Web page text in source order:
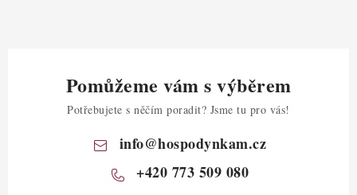
Pomůžeme vám s výběrem
Potřebujete s něčím poradit? Jsme tu pro vás!
info@hospodynkam.cz
+420 773 509 080